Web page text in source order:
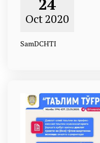
Oct2020
SamDCHTI